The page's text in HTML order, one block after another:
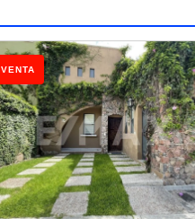
VENTA